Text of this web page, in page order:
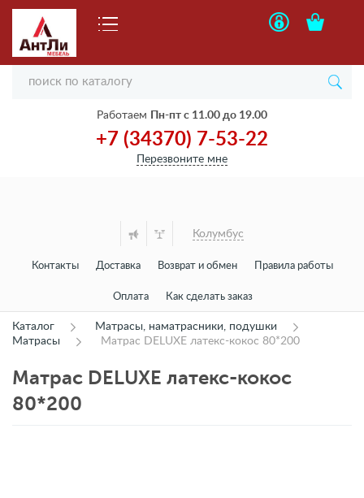
Работаем Пн-пт с 11.00 до 19.00
+7 (34370) 7-53-22
Перезвоните мне
Колумбус
Контакты Доставка Возврат и обмен Правила работы
Оплата Как сделать заказ
Каталог
Матрасы, наматрасники, подушки
Матрасы
Матрас DELUXE латекс-кокос 80*200
Матрас DELUXE латекс-кокос
80*200